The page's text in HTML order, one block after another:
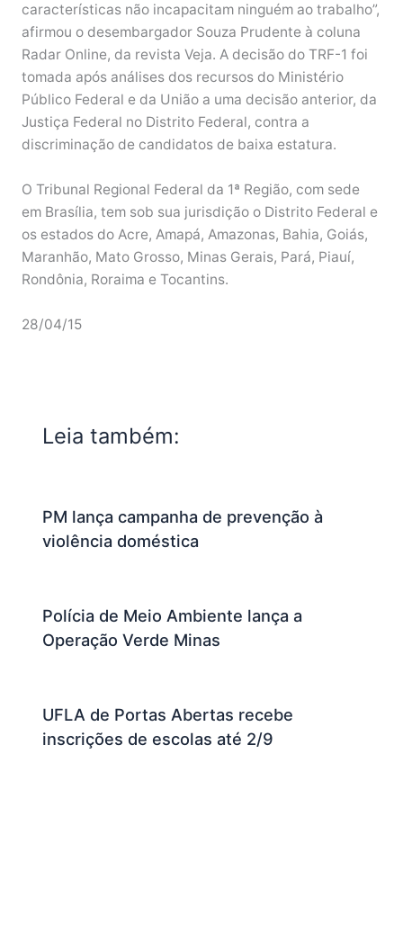
características não incapacitam ninguém ao trabalho”,
afirmou o desembargador Souza Prudente à coluna
Radar Online, da revista Veja. A decisão do TRF-1 foi
tomada após análises dos recursos do Ministério
Público Federal e da União a uma decisão anterior, da
Justiça Federal no Distrito Federal, contra a
discriminação de candidatos de baixa estatura.
O Tribunal Regional Federal da 1ª Região, com sede
em Brasília, tem sob sua jurisdição o Distrito Federal e
os estados do Acre, Amapá, Amazonas, Bahia, Goiás,
Maranhão, Mato Grosso, Minas Gerais, Pará, Piauí,
Rondônia, Roraima e Tocantins.
28/04/15
Leia também:
PM lança campanha de prevenção à
violência doméstica
Polícia de Meio Ambiente lança a
Operação Verde Minas
UFLA de Portas Abertas recebe
inscrições de escolas até 2/9